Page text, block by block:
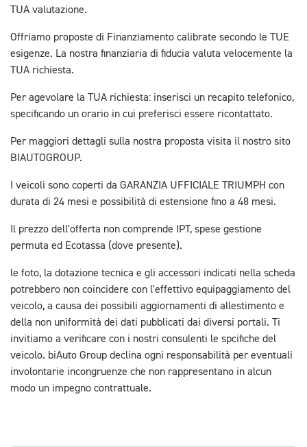
TUA valutazione.
Offriamo proposte di Finanziamento calibrate secondo le TUE
esigenze. La nostra finanziaria di fiducia valuta velocemente la
TUA richiesta.
Per agevolare la TUA richiesta: inserisci un recapito telefonico,
specificando un orario in cui preferisci essere ricontattato.
Per maggiori dettagli sulla nostra proposta visita il nostro sito
BIAUTOGROUP.
I veicoli sono coperti da GARANZIA UFFICIALE TRIUMPH con
durata di 24 mesi e possibilità di estensione fino a 48 mesi.
Il prezzo dell'offerta non comprende IPT, spese gestione
permuta ed Ecotassa (dove presente).
le foto, la dotazione tecnica e gli accessori indicati nella scheda
potrebbero non coincidere con l'effettivo equipaggiamento del
veicolo, a causa dei possibili aggiornamenti di allestimento e
della non uniformità dei dati pubblicati dai diversi portali. Ti
invitiamo a verificare con i nostri consulenti le spcifiche del
veicolo. biAuto Group declina ogni responsabilità per eventuali
involontarie incongruenze che non rappresentano in alcun
modo un impegno contrattuale.